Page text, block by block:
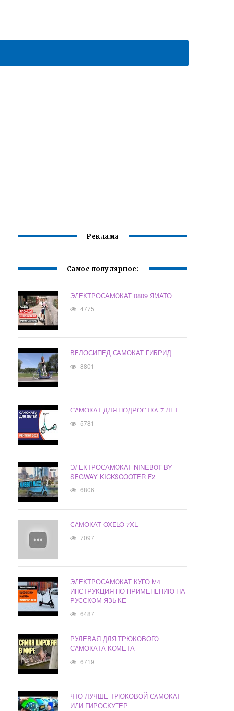
Реклама
Самое популярное:
ЭЛЕКТРОСАМОКАТ 0809 ЯМАТО
4775
ВЕЛОСИПЕД САМОКАТ ГИБРИД
8801
САМОКАТ ДЛЯ ПОДРОСТКА 7 ЛЕТ
5781
ЭЛЕКТРОСАМОКАТ NINEBOT BY
SEGWAY KICKSCOOTER F2
6806
САМОКАТ OXELO 7XL
7097
ЭЛЕКТРОСАМОКАТ КУГО М4
ИНСТРУКЦИЯ ПО ПРИМЕНЕНИЮ НА
РУССКОМ ЯЗЫКЕ
6487
РУЛЕВАЯ ДЛЯ ТРЮКОВОГО
САМОКАТА КОМЕТА
6719
ЧТО ЛУЧШЕ ТРЮКОВОЙ САМОКАТ
ИЛИ ГИРОСКУТЕР